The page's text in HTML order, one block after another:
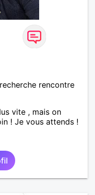
rencontre
vite , mais on
! Je vous attends !